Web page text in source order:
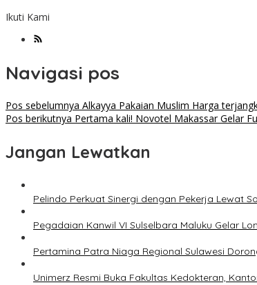
Ikuti Kami
Navigasi pos
Pos sebelumnya Alkayya Pakaian Muslim Harga
Pos berikutnya Pertama kali! Novotel Makassar Gelar
Jangan Lewatkan
Pelindo Perkuat Sinergi dengan Pekerja Lewat
Pegadaian Kanwil VI Sulselbara Maluku Gelar
Pertamina Patra Niaga Regional Sulawesi
Unimerz Resmi Buka Fakultas Kedokteran,